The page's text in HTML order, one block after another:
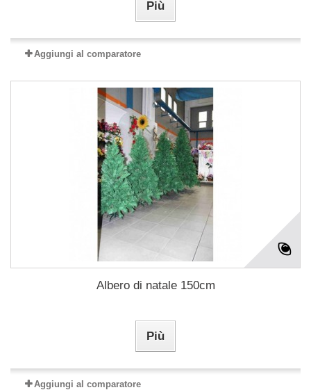
Più
Aggiungi al comparatore
Albero di natale 150cm
Più
Aggiungi al comparatore